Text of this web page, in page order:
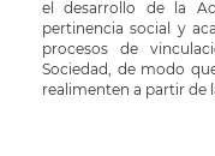
el desarrollo de la
pertinencia social y
procesos de
Sociedad, de modo
realimenten a partir de